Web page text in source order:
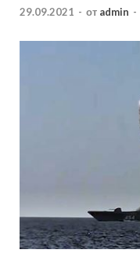
29.09.2021 - от admin -